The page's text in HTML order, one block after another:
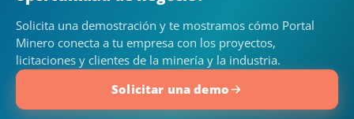
Solicita una demostración y te mostramos cómo Portal
Minero conecta a tu empresa con los proyectos,
licitaciones y clientes de la minería y la industria.
Solicitar una demo